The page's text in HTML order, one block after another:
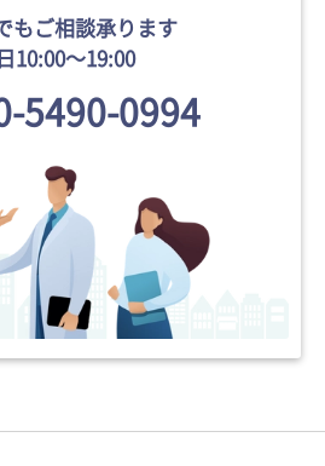
もご相談承ります
10:00〜19:00
5490-0994